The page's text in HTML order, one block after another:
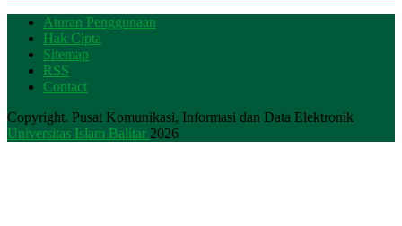
Aturan Penggunaan
Hak Cipta
Sitemap
RSS
Contact
Copyright. Pusat Komunikasi, Informasi dan Data Elektronik
Universitas Islam Balitar 2026